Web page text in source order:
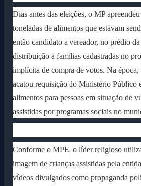
Dias antes das eleições, o MP
toneladas de alimentos que estavam
então candidato a vereador, no prédio
distribuição a famílias cadastradas no
implícita de compra de votos. Na época,
acatou requisição do Ministério Público
alimentos para pessoas em situação de
assistidas por programas sociais no
Conforme o MPE, o líder religioso
imagem de crianças assistidas pela
vídeos divulgados como propaganda